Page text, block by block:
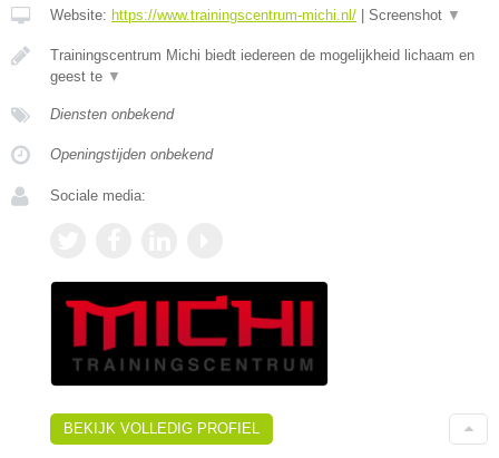
Website: https://www.trainingscentrum-michi.nl/ | Screenshot ▼
Trainingscentrum Michi biedt iedereen de mogelijkheid lichaam en
geest te ▼
Diensten onbekend
Openingstijden onbekend
Sociale media:
BEKIJK VOLLEDIG PROFIEL